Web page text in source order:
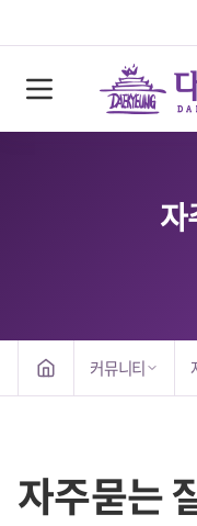
자
커뮤니티
자주묻는